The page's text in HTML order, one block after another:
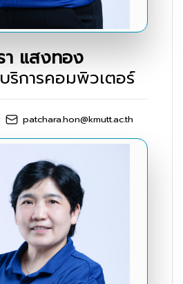
แสงทอง
ริการคอมพิวเตอร์
patchara.hon@kmutt.ac.th